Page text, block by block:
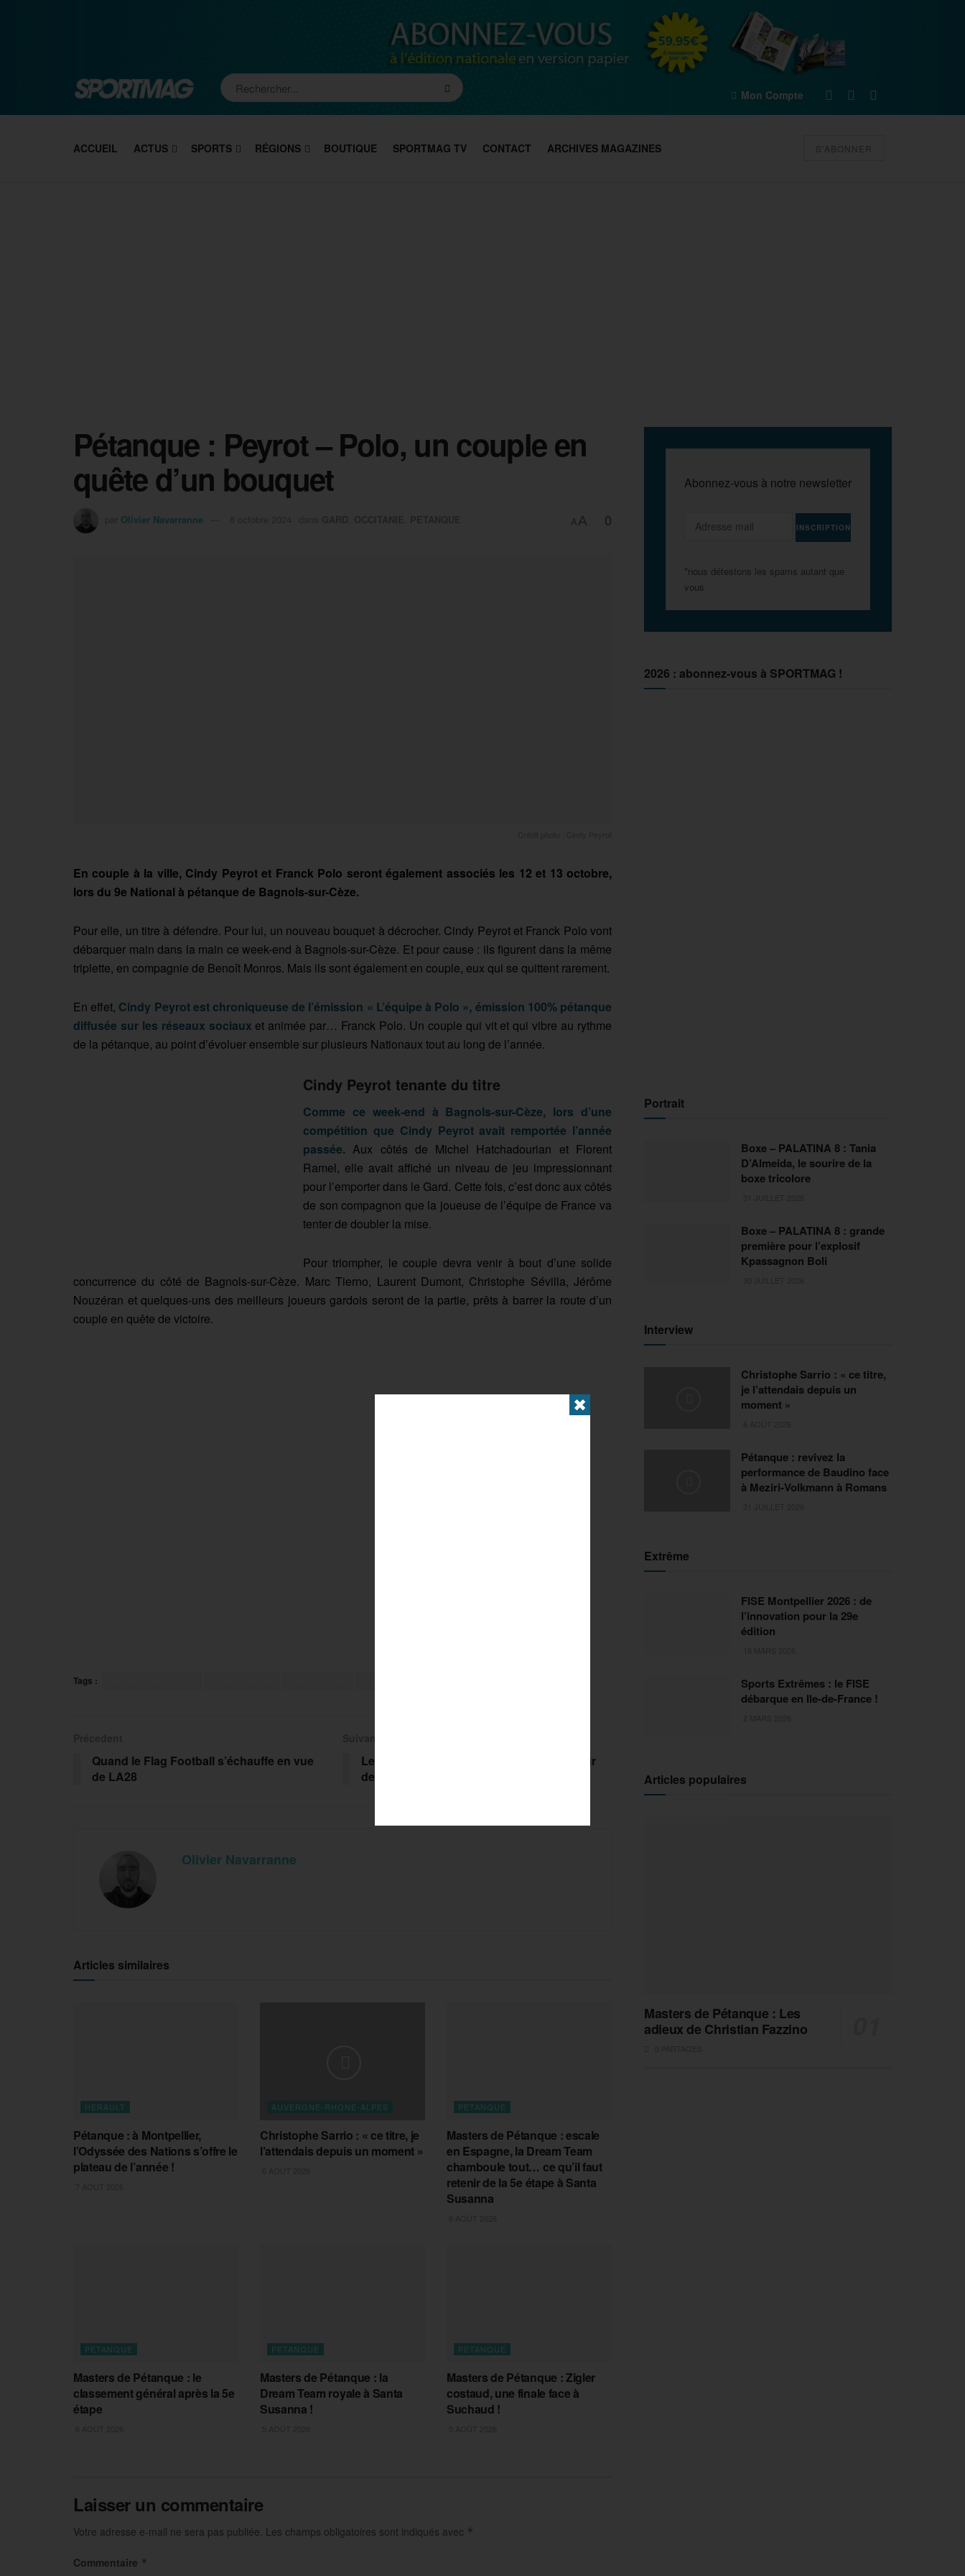
Mon Compte
ACCUEIL ACTUS SPORTS RÉGIONS BOUTIQUE SPORTMAG TV CONTACT ARCHIVES MAGAZINES S'ABONNER
Pétanque : Peyrot – Polo, un couple en
quête d’un bouquet
Olivier Navarranne A A 0
En couple à la ville, Cindy Peyrot et Franck Polo seront également associés les 12 et 13 octobre,
lors du 9e National à pétanque de Bagnols-sur-Cèze.
Pour elle, un titre à défendre. Pour lui, un nouveau bouquet à décrocher. Cindy Peyrot et Franck Polo vont
débarquer main dans la main ce week-end à Bagnols-sur-Cèze. Et pour cause : ils figurent dans la même
triplette, en compagnie de Benoît Monros. Mais ils sont également en couple, eux qui se quittent rarement.
En effet, Cindy Peyrot est chroniqueuse de l’émission « L’équipe à Polo », émission 100% pétanque
diffusée sur les réseaux sociaux et animée par… Franck Polo. Un couple qui vit et qui vibre au rythme
de la pétanque, au point d’évoluer ensemble sur plusieurs Nationaux tout au long de l’année.
Cindy Peyrot tenante du titre
Comme ce week-end à Bagnols-sur-Cèze, lors d’une
compétition que Cindy Peyrot avait remportée l’année
passée. Aux côtés de Michel Hatchadourian et Florent
Ramel, elle avait affiché un niveau de jeu impressionnant
pour l’emporter dans le Gard. Cette fois, c’est donc aux côtés
de son compagnon que la joueuse de l’équipe de France va
tenter de doubler la mise.
Pour triompher, le couple devra venir à bout d’une solide
concurrence du côté de Bagnols-sur-Cèze. Marc Tierno, Laurent Dumont, Christophe Sévilla, Jérôme
Nouzéran et quelques-uns des meilleurs joueurs gardois seront de la partie, prêts à barrer la route d’un
couple en quête de victoire.
Tags :
Quand le Flag Football s’échauffe en vue
de LA28
Le padel craque pour Vichy, nouveau cœur
de la discipline
Olivier Navarranne
Articles similaires
HERAULT
Pétanque : à Montpellier,
l’Odyssée des Nations s’offre le
plateau de l’année !
AUVERGNE-RHONE-ALPES
Christophe Sarrio : « ce titre, je
l’attendais depuis un moment »
PETANQUE
Masters de Pétanque : escale
en Espagne, la Dream Team
chamboule tout… ce qu’il faut
retenir de la 5e étape à Santa
Susanna
PETANQUE
Masters de Pétanque : le
classement général après la 5e
étape
PETANQUE
Masters de Pétanque : la
Dream Team royale à Santa
Susanna !
PETANQUE
Masters de Pétanque : Zigler
costaud, une finale face à
Suchaud !
Laisser un commentaire
Votre adresse e-mail ne sera pas publiée. Les champs obligatoires sont indiqués avec *
Commentaire *
Abonnez-vous à notre newsletter
*nous détestons les spams autant que
vous
2026 : abonnez-vous à SPORTMAG !
Portrait
Boxe – PALATINA 8 : Tania
D’Almeida, le sourire de la
boxe tricolore
Boxe – PALATINA 8 : grande
première pour l’explosif
Kpassagnon Boli
Interview
Christophe Sarrio : « ce titre,
je l’attendais depuis un
moment »
Pétanque : revivez la
performance de Baudino face
à Meziri-Volkmann à Romans
Extrême
FISE Montpellier 2026 : de
l’innovation pour la 29e
édition
Sports Extrêmes : le FISE
débarque en Ile-de-France !
Articles populaires
Masters de Pétanque : Les
adieux de Christian Fazzino
✖